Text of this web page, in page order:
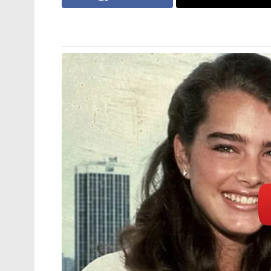
തീവ്രവാദ പ്രചാരണത്തിനെതിരെ
മഹാരാഷ്ട്ര സർക്കാർ
ആദ്യ പകുതി കഴിഞ്ഞപ്പോൾ തന്നെ കിടിലൻ
മോഹൻലാലിന്റെ മാസ് എൻട്രിയെ
പടമാണെന്നും അഭിപ്രായമുണ്ട്. ഫസ്റ്റ്
ഫസ്റ്റ് ഹാഫിനെക്കാളും സെക്കൻഡ് ഹാഫ്
മുകളിൽ നിൽക്കും എമ്പുരാൻ എന്ന്
എമ്പുരാന് നൽകാൻ സാധിച്ചില്ലെന്നും
അതാണ് എമ്പുരാൻ. സമീപകാലത്ത് ലാൽ
താരം പറയുന്നു.
empuran v sivan kutty